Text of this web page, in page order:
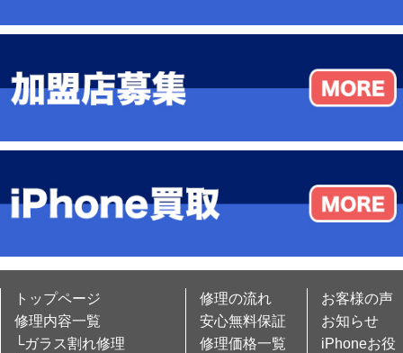
トップページ
修理内容一覧
└ガラス割れ修理
修理の流れ
安心無料保証
修理価格一覧
お客様の声
お知らせ
iPhoneお役